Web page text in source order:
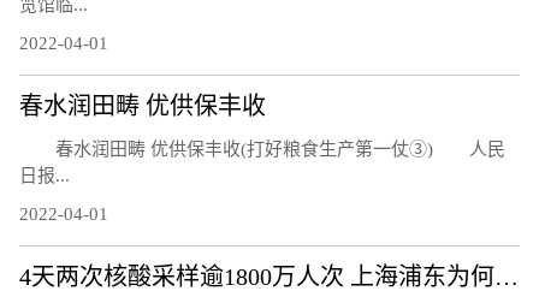
览馆临...
2022-04-01
春水润田畴 优供保丰收
春水润田畴 优供保丰收(打好粮食生产第一仗③) 人民
日报...
2022-04-01
4天两次核酸采样逾1800万人次 上海浦东为何还要继续封控？